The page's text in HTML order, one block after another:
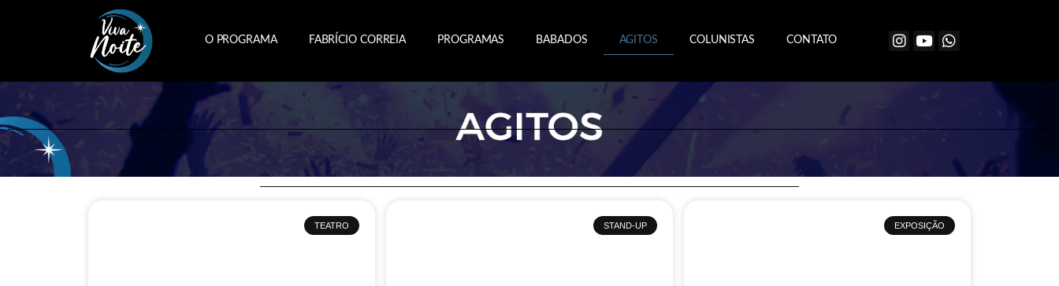
O PROGRAMA FABRÍCIO CORREIA PROGRAMAS BABADOS AGITOS COLUNISTAS CONTATO
TEATRO STAND-UP EXPOSIÇÃO